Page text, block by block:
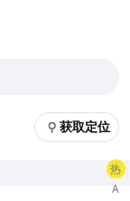
热
A
获取定位